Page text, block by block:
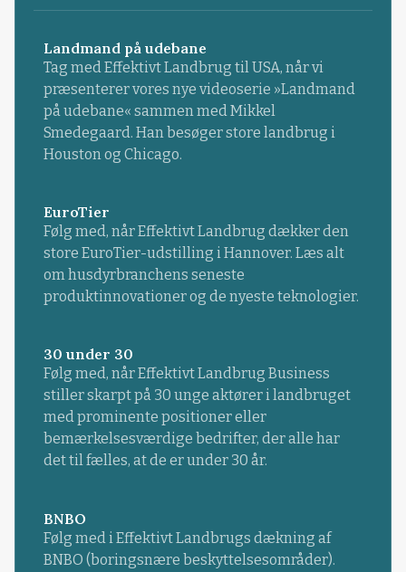
Landmand på udebane
Tag med Effektivt Landbrug til USA, når vi
præsenterer vores nye videoserie »Landmand
på udebane« sammen med Mikkel
Smedegaard. Han besøger store landbrug i
Houston og Chicago.
EuroTier
Følg med, når Effektivt Landbrug dækker den
store EuroTier-udstilling i Hannover. Læs alt
om husdyrbranchens seneste
produktinnovationer og de nyeste teknologier.
30 under 30
Følg med, når Effektivt Landbrug Business
stiller skarpt på 30 unge aktører i landbruget
med prominente positioner eller
bemærkelsesværdige bedrifter, der alle har
det til fælles, at de er under 30 år.
BNBO
Følg med i Effektivt Landbrugs dækning af
BNBO (boringsnære beskyttelsesområder).